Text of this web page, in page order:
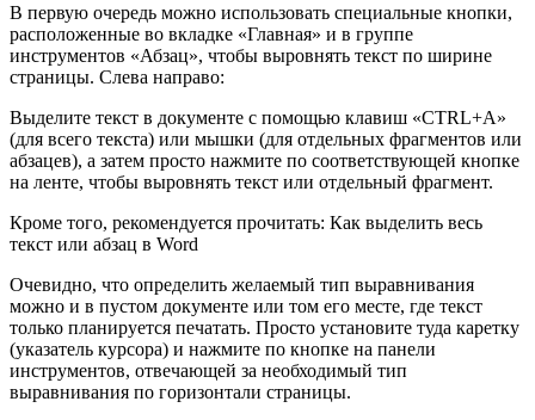
В первую очередь можно использовать специальные кнопки,
расположенные во вкладке «Главная» и в группе
инструментов «Абзац», чтобы выровнять текст по ширине
страницы. Слева направо:
Выделите текст в документе с помощью клавиш «CTRL+A»
(для всего текста) или мышки (для отдельных фрагментов или
абзацев), а затем просто нажмите по соответствующей кнопке
на ленте, чтобы выровнять текст или отдельный фрагмент.
Кроме того, рекомендуется прочитать: Как выделить весь
текст или абзац в Word
Очевидно, что определить желaемый тип выравнивания
можно и в пустом документе или том его месте, где текст
только планируется печатать. Просто установите туда каретку
(указатель курсора) и нажмите по кнопке на панели
инструментов, отвечающей за необходимый тип
выравнивания по горизонтали страницы.